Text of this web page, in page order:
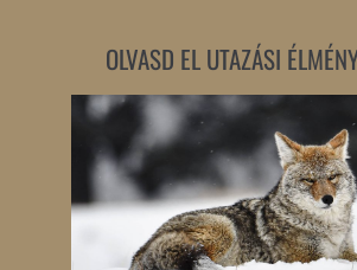
OLVASD EL UTAZÁSI